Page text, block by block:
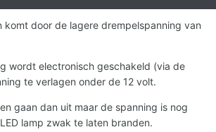
komt door de lagere drempelspanning van
wordt electronisch geschakeld (via de
te verlagen onder de 12 volt.
gaan dan uit maar de spanning is nog
lamp zwak te laten branden.